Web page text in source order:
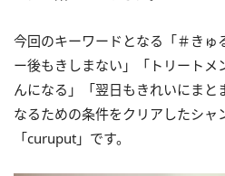
今回のキーワードとなる「＃きゅ
ー後もきしまない」「トリートメ
んになる」「翌日もきれいにまと
なるための条件をクリアしたシャ
「curuput」です。